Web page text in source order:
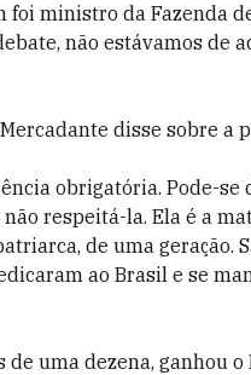
foi ministro da Fazenda
não estávamos de
disse sobre a
obrigatória. Pode-se
respeitá-la. Ela é a
de uma geração.
ao Brasil e se
uma dezena, ganhou o